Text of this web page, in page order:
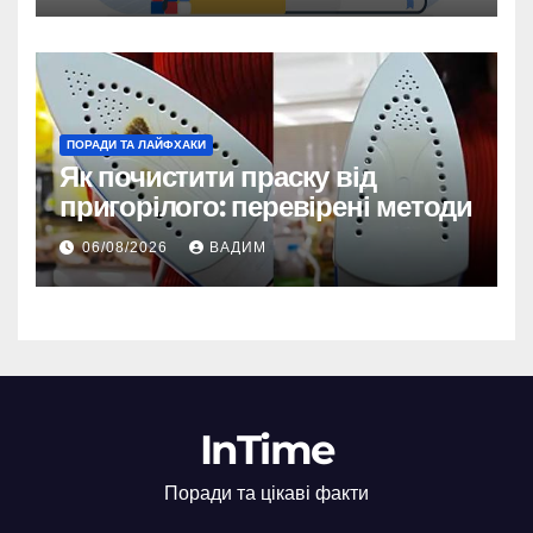
ПОРАДИ ТА ЛАЙФХАКИ
Як почистити праску від
пригорілого: перевірені методи
06/08/2026 ВАДИМ
InTime
Поради та цікаві факти